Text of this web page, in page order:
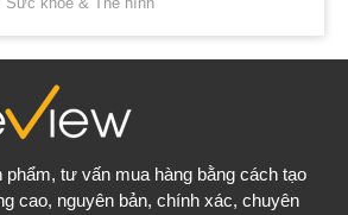
phẩm, tư vấn mua hàng bằng cách tạo
cao, nguyên bản, chính xác, chuyên